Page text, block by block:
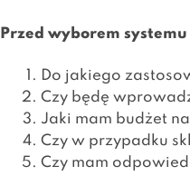
Przed wyborem
Do jakiego
Czy będę
Jaki mam budżet
Czy w przypadku
Czy mam